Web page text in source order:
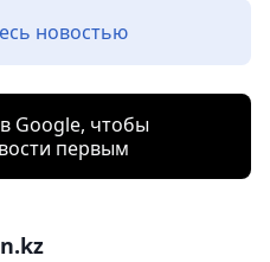
новостью
Google, чтобы
первым